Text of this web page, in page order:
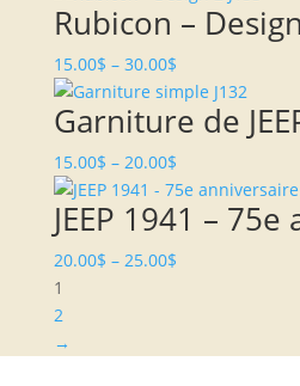
Rubicon –
15.00$ – 30.00$
Garniture de
15.00$ – 20.00$
JEEP 1941 –
20.00$ – 25.00$
1
2
→